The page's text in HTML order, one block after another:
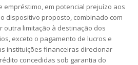
empréstimo, em potencial prejuízo aos
dispositivo proposto, combinado com
outra limitação à destinação dos
exceto o pagamento de lucros e
instituições financeiras direcionar
concedidas sob garantia do